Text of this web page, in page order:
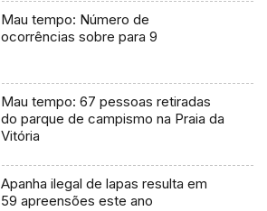
Mau tempo: Número de
ocorrências sobre para 9
Mau tempo: 67 pessoas retiradas
do parque de campismo na Praia da
Vitória
Apanha ilegal de lapas resulta em
59 apreensões este ano